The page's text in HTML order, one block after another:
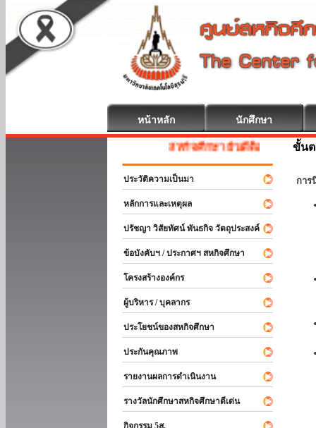
หน้าหลัก นักศึกษา
สหกิจศึกษา ยินดีต้อนรับ
ประวัติความเป็นมา
หลักการและเหตุผล
ปรัชญา วิสัยทัศน์ พันธกิจ วัตถุประสงค์
ข้อบังคับฯ / ประกาศฯ สหกิจศึกษา
โครงสร้างองค์กร
ผู้บริหาร / บุคลากร
ประโยชน์ของสหกิจศึกษา
ประกันคุณภาพ
รายงานผลการดำเนินงาน
รางวัลนักศึกษาสหกิจศึกษาดีเด่น
กิจกรรม 5ส.
ขั้นต
การ